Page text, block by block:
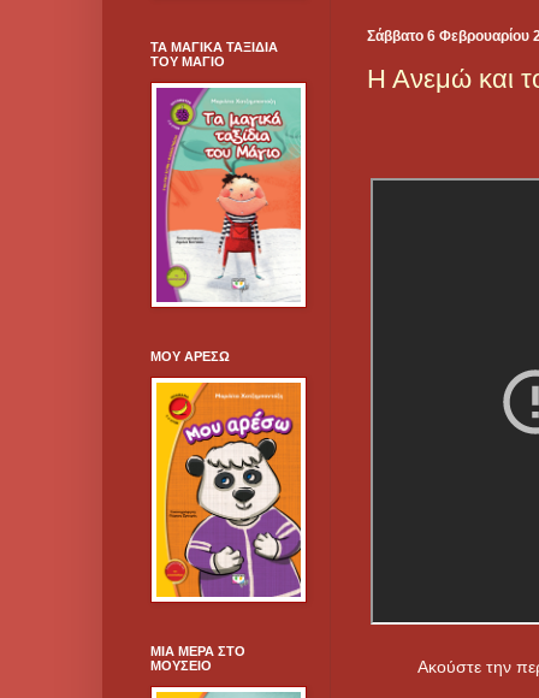
Σάββατο 6 Φεβρουαρίου
Η Ανεμώ και
Ακούστε την
ΤΑ ΜΑΓΙΚΑ ΤΑΞΙΔΙΑ
ΤΟΥ ΜΑΓΙΟ
ΜΟΥ ΑΡΕΣΩ
ΜΙΑ ΜΕΡΑ ΣΤΟ
ΜΟΥΣΕΙΟ